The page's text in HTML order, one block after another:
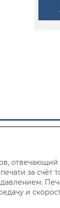
отвечающий
за счёт
и